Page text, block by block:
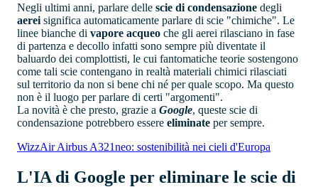
Negli ultimi anni, parlare delle scie di condensazione degli
aerei significa automaticamente parlare di scie "chimiche". Le
linee bianche di vapore acqueo che gli aerei rilasciano in fase
di partenza e decollo infatti sono sempre più diventate il
baluardo dei complottisti, le cui fantomatiche teorie sostengono
come tali scie contengano in realtà materiali chimici rilasciati
sul territorio da non si bene chi né per quale scopo. Ma questo
non è il luogo per parlare di certi "argomenti".
La novità è che presto, grazie a Google, queste scie di
condensazione potrebbero essere eliminate per sempre.
WizzAir Airbus A321neo: sostenibilità nei cieli d'Europa
L'IA di Google per eliminare le scie di